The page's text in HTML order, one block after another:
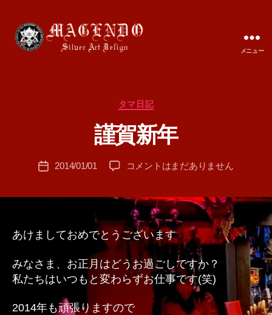
メニュー
カ
ゴ
リ
タマ日記
謹賀新年
成
者
T
A
投
2014/01/01
謹
年
へ
の
コメントはまだありません
あけましておめでとうございます
みなさま、お正月はどうお過ごしですか？
私たちはいつもと変わらずお仕事です(笑)
2014年も頑張りますので